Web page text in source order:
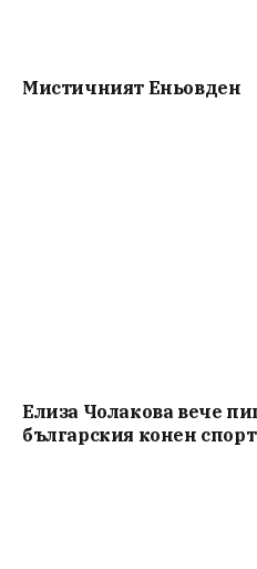
Мистичният Eньовден
Елиза Чолакова вече
българския конен спорт